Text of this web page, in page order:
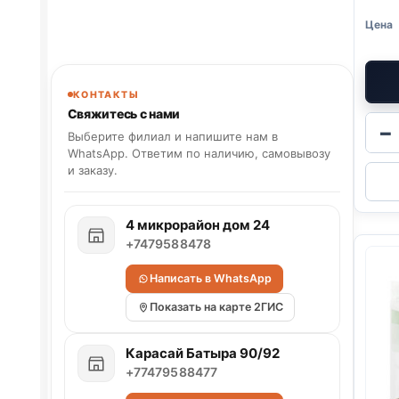
−
КОНТАКТЫ
Свяжитесь с нами
Выберите филиал и напишите нам в
WhatsApp. Ответим по наличию, самовывозу
и заказу.
4 микрорайон дом 24
+7479588478
Написать в WhatsApp
Показать на карте 2ГИС
Карасай Батыра 90/92
+77479588477